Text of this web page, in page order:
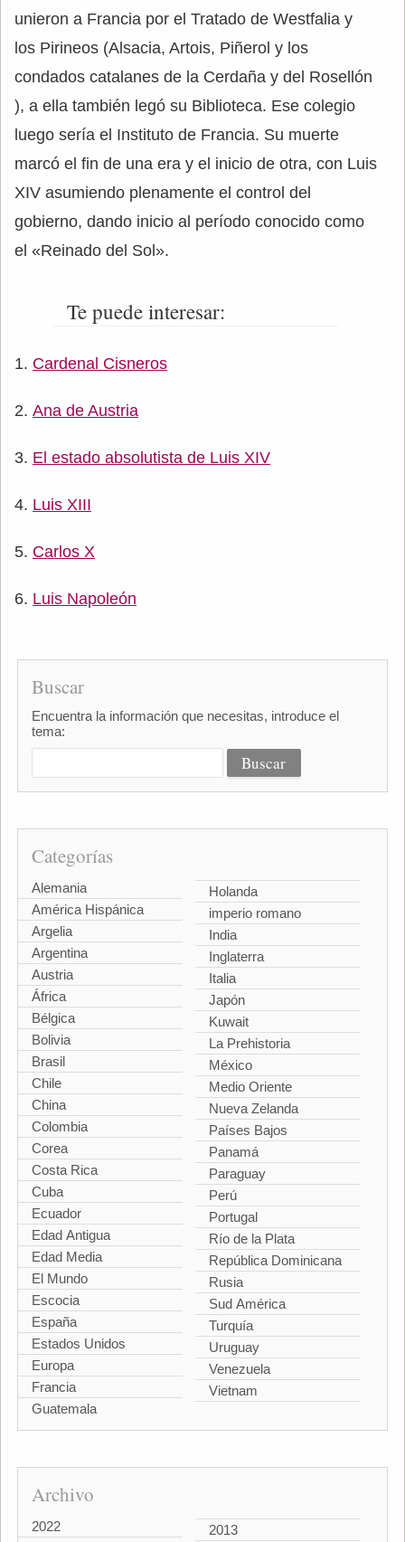
unieron a Francia por el Tratado de Westfalia y
los Pirineos (Alsacia, Artois, Piñerol y los
condados catalanes de la Cerdaña y del Rosellón
), a ella también legó su Biblioteca. Ese colegio
luego sería el Instituto de Francia. Su muerte
marcó el fin de una era y el inicio de otra, con Luis
XIV asumiendo plenamente el control del
gobierno, dando inicio al período conocido como
el «Reinado del Sol».
Te puede interesar:
Cardenal Cisneros
Ana de Austria
El estado absolutista de Luis XIV
Luis XIII
Carlos X
Luis Napoleón
Buscar
Encuentra la información que necesitas, introduce el
tema:
Categorías
Alemania
América Hispánica
Argelia
Argentina
Austria
África
Bélgica
Bolivia
Brasil
Chile
China
Colombia
Corea
Costa Rica
Cuba
Ecuador
Edad Antigua
Edad Media
El Mundo
Escocia
España
Estados Unidos
Europa
Francia
Guatemala
Holanda
imperio romano
India
Inglaterra
Italia
Japón
Kuwait
La Prehistoria
México
Medio Oriente
Nueva Zelanda
Países Bajos
Panamá
Paraguay
Perú
Portugal
Río de la Plata
República Dominicana
Rusia
Sud América
Turquía
Uruguay
Venezuela
Vietnam
Archivo
2022
2013